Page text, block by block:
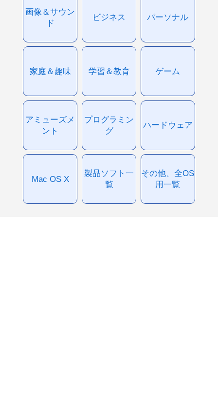
画像＆サウン
ド
ビジネス パーソナル
家庭＆趣味 学習＆教育 ゲーム
アミューズメ
ント
プログラミン
グ
ハードウェア
Mac OS X
製品ソフト一
覧
その他、全OS
用一覧